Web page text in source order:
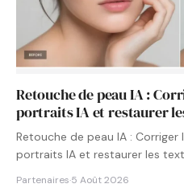
Retouche de peau IA :
portraits IA et restaurer
Retouche de peau IA :
portraits IA et restaurer les
Partenaires·5 Août 2026